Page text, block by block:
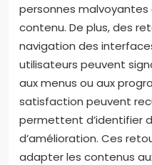
personnes
contenu. De plus, des
navigation des
utilisateurs peuvent
aux menus ou aux
satisfaction peuvent
permettent d’identifier
d’amélioration. Ces
adapter les contenus